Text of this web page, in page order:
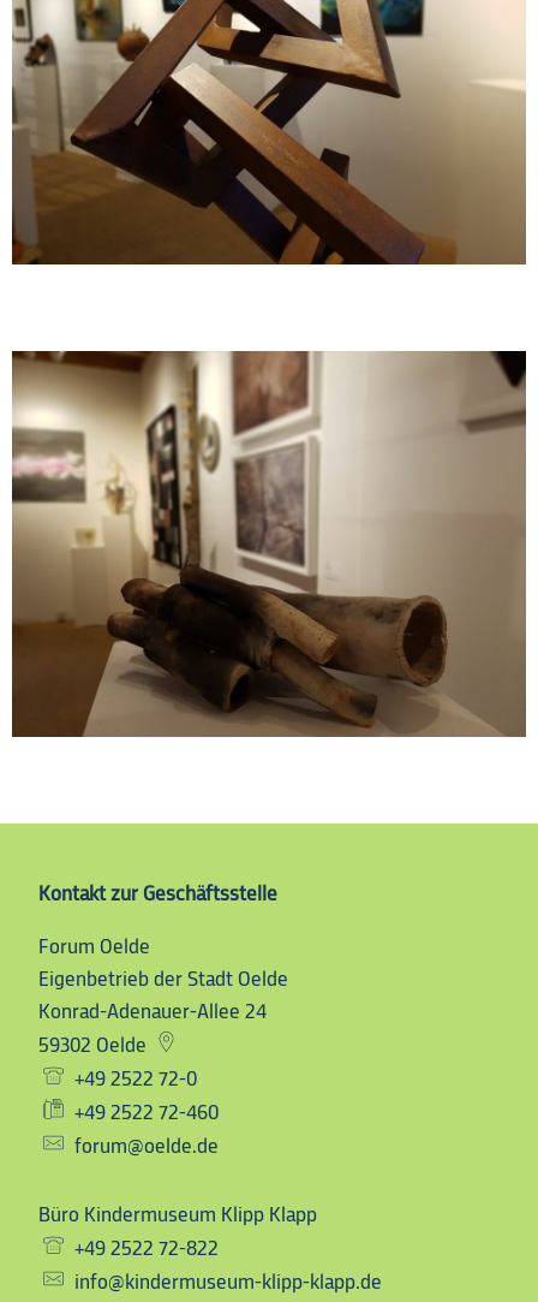
Kontakt zur Geschäftsstelle
Forum Oelde
Eigenbetrieb der Stadt Oelde
Konrad-Adenauer-Allee 24
59302 Oelde
+49 2522 72-0
+49 2522 72-460
forum@oelde.de
Büro Kindermuseum Klipp Klapp
+49 2522 72-822
info@kindermuseum-klipp-klapp.de